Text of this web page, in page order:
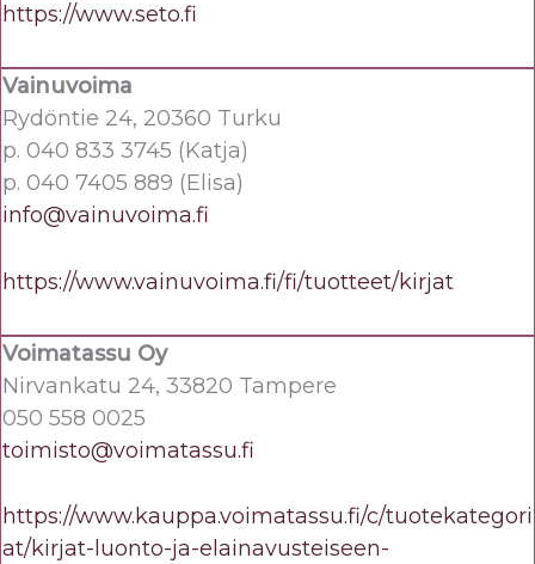
https://www.seto.fi
Vainuvoima
Rydöntie 24, 20360 Turku
p. 040 833 3745 (Katja)
p. 040 7405 889 (Elisa)
info@vainuvoima.fi
https://www.vainuvoima.fi/fi/tuotteet/kirjat
Voimatassu Oy
Nirvankatu 24, 33820 Tampere
050 558 0025
toimisto@voimatassu.fi
https://www.kauppa.voimatassu.fi/c/tuotekategori
at/kirjat-luonto-ja-elainavusteiseen-